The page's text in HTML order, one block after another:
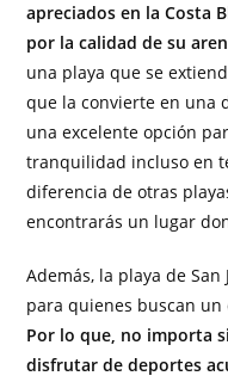
apreciados en la Costa
por la calidad de su
una playa que se
que la convierte en una
una excelente opción
tranquilidad incluso en
diferencia de otras
encontrarás un lugar
Además, la playa de
para quienes buscan
Por lo que, no importa
disfrutar de deportes